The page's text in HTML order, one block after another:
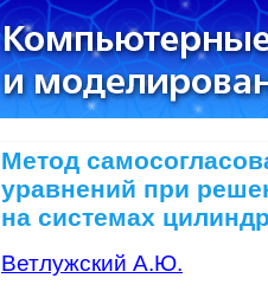
Метод
уравнений при
на системах
Ветлужский А.Ю.